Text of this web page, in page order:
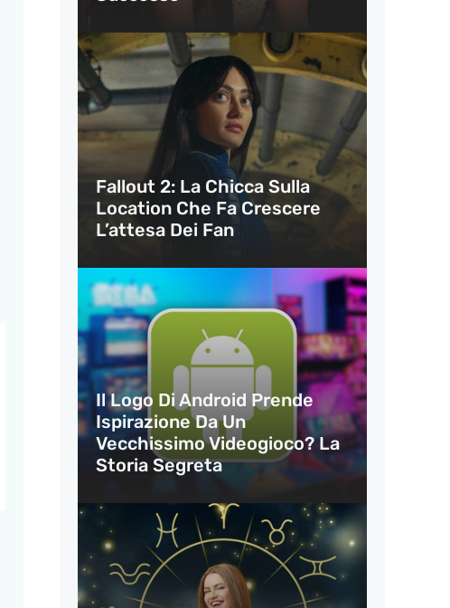
Fallout 2: La Chicca Sulla
Location Che Fa Crescere
L’attesa Dei Fan
Il Logo Di Android Prende
Ispirazione Da Un
Vecchissimo Videogioco? La
Storia Segreta